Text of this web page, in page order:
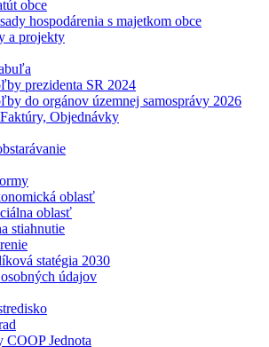
obce
hospodárenia s majetkom obce
a projekty
prezidenta SR 2024
do orgánov územnej samosprávy 2026
Objednávky
oblasť
oblasť
stiahnutie
statégia 2030
údajov
COOP Jednota